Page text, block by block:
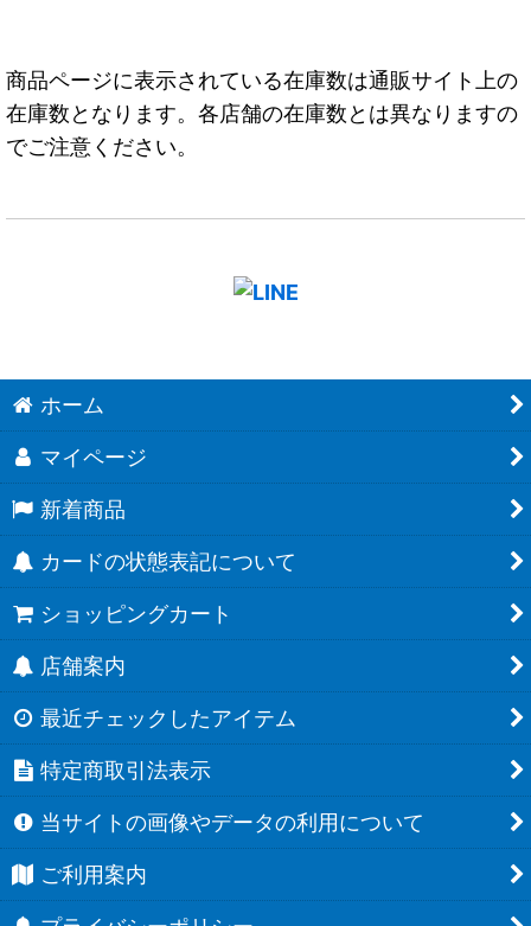
商品ページに表示されている在庫数は通販サイト上の
在庫数となります。各店舗の在庫数とは異なりますの
でご注意ください。
ホーム
マイページ
新着商品
カードの状態表記について
ショッピングカート
店舗案内
最近チェックしたアイテム
特定商取引法表示
当サイトの画像やデータの利用について
ご利用案内